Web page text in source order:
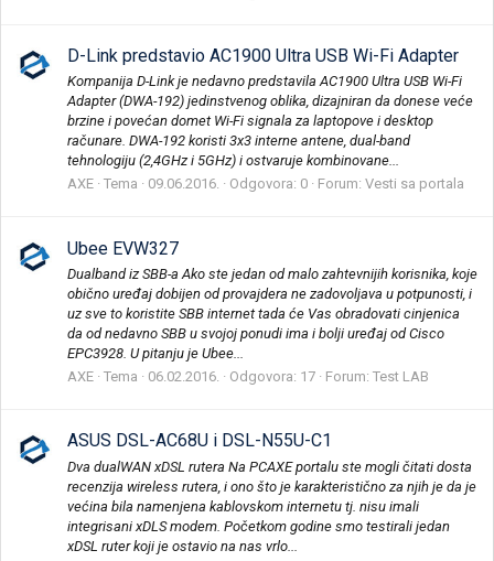
D-Link predstavio AC1900 Ultra USB Wi-Fi Adapter
Kompanija D-Link je nedavno predstavila AC1900 Ultra USB Wi-Fi
Adapter (DWA-192) jedinstvenog oblika, dizajniran da donese veće
brzine i povećan domet Wi-Fi signala za laptopove i desktop
računare. DWA-192 koristi 3x3 interne antene, dual-band
tehnologiju (2,4GHz i 5GHz) i ostvaruje kombinovane...
AXE Tema 09.06.2016. Odgovora: 0 Forum: Vesti sa portala
Ubee EVW327
Dualband iz SBB-a Ako ste jedan od malo zahtevnijih korisnika, koje
obično uređaj dobijen od provajdera ne zadovoljava u potpunosti, i
uz sve to koristite SBB internet tada će Vas obradovati cinjenica
da od nedavno SBB u svojoj ponudi ima i bolji uređaj od Cisco
EPC3928. U pitanju je Ubee...
AXE Tema 06.02.2016. Odgovora: 17 Forum: Test LAB
ASUS DSL-AC68U i DSL-N55U-C1
Dva dualWAN xDSL rutera Na PCAXE portalu ste mogli čitati dosta
recenzija wireless rutera, i ono što je karakteristično za njih je da je
većina bila namenjena kablovskom internetu tj. nisu imali
integrisani xDLS modem. Početkom godine smo testirali jedan
xDSL ruter koji je ostavio na nas vrlo...